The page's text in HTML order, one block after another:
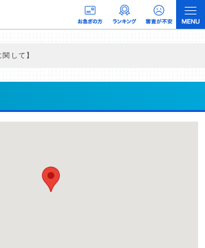
して】
はなく、当編集部の調査／ユーザーへの口コミ収集な
た情報提供を行っています。